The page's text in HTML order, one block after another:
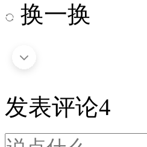
换一换
发表评论4